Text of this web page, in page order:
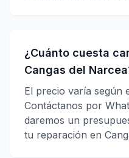
¿Cuánto cuesta
Cangas del
El precio varía según
Contáctanos por
daremos un
tu reparación en